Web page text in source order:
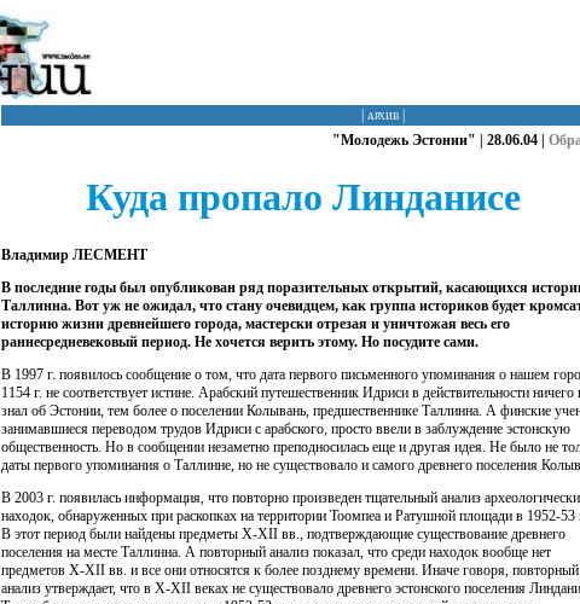
архив
"Молодежь Эстонии" | 28.06.04 |
Куда пропало Линданисе
Владимир ЛЕСМЕНТ
В последние годы был опубликован ряд поразительных открытий, касающихся
Таллинна. Вот уж не ожидал, что стану очевидцем, как группа историков будет
историю жизни древнейшего города, мастерски отрезая и уничтожая весь его
раннесредневековый период. Не хочется верить этому. Но посудите сами.
В 1997 г. появилось сообщение о том, что дата первого письменного упоминания о нашем
1154 г. не соответствует истине. Арабский путешественник Идриси в действительности ничего
знал об Эстонии, тем более о поселении Колывань, предшественнике Таллинна. А финские
занимавшиеся переводом трудов Идриси с арабского, просто ввели в заблуждение эстонскую
общественность. Но в сообщении незаметно преподносилась еще и другая идея. Не было не
даты первого упоминания о Таллинне, но не существовало и самого древнего поселения
В 2003 г. появилась информация, что повторно произведен тщательный анализ
находок, обнаруженных при раскопках на территории Тоомпеа и Ратушной площади в 1952-53
В этот период были найдены предметы X-XII вв., подтверждающие существование древнего
поселения на месте Таллинна. А повторный анализ показал, что среди находок вообще нет
предметов X-XII вв. и все они относятся к более позднему времени. Иначе говоря, повторный
анализ утверждает, что в X-XII веках не существовало древнего эстонского поселения